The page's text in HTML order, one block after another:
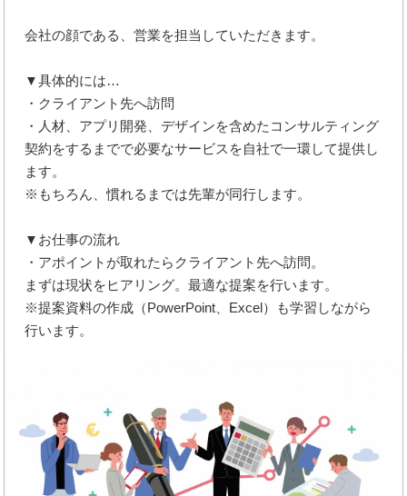
会社の顔である、営業を担当していただきます。
▼具体的には…
・クライアント先へ訪問
・人材、アプリ開発、デザインを含めたコンサルティング
契約をするまでで必要なサービスを自社で一環して提供し
ます。
※もちろん、慣れるまでは先輩が同行します。
▼お仕事の流れ
・アポイントが取れたらクライアント先へ訪問。
まずは現状をヒアリング。最適な提案を行います。
※提案資料の作成（PowerPoint、Excel）も学習しながら
行います。